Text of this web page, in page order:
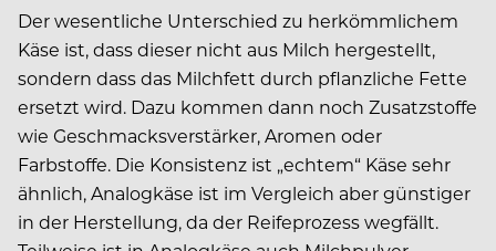
Der wesentliche Unterschied zu herkömmlichem
Käse ist, dass dieser nicht aus Milch hergestellt,
sondern dass das Milchfett durch pflanzliche Fette
ersetzt wird. Dazu kommen dann noch Zusatzstoffe
wie Geschmacksverstärker, Aromen oder
Farbstoffe. Die Konsistenz ist „echtem“ Käse sehr
ähnlich, Analogkäse ist im Vergleich aber günstiger
in der Herstellung, da der Reifeprozess wegfällt.